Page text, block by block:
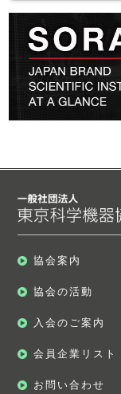
協会案内
協会の活動
入会のご案内
会員企業リスト
お問い合わせ